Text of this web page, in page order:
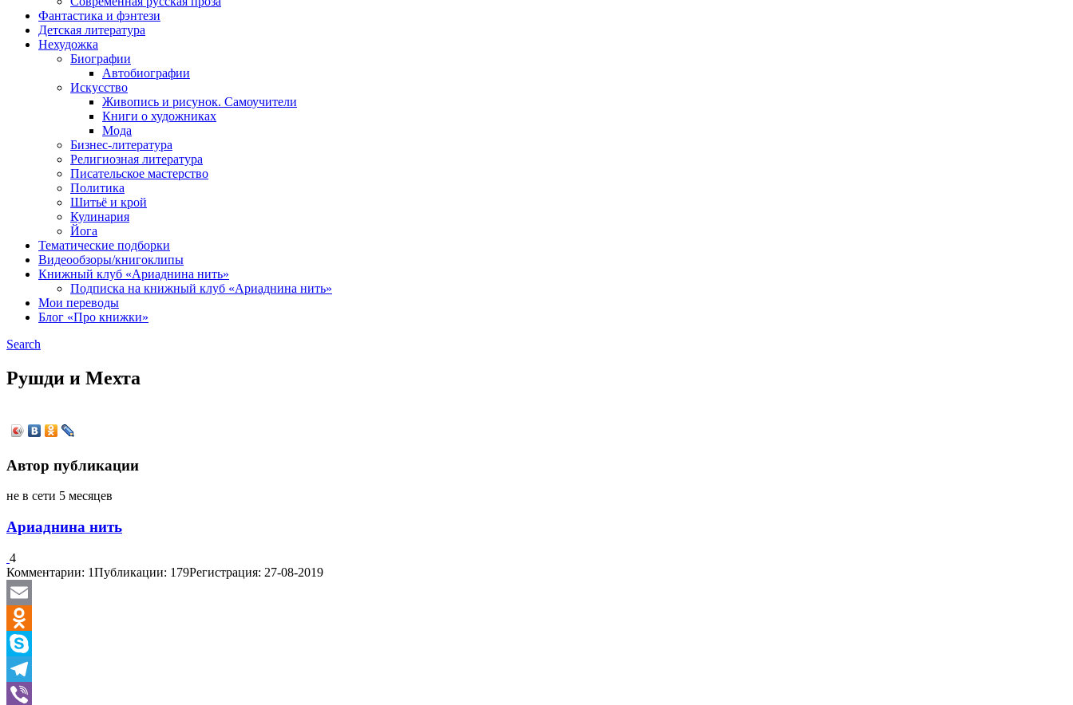
Фантастика и фэнтези
Детская литература
Нехудожка
Биографии
Автобиографии
Искусство
Живопись и рисунок. Самоучители
Книги о художниках
Мода
Бизнес-литература
Религиозная литература
Писательское мастерство
Политика
Шитьё и крой
Кулинария
Йога
Тематические подборки
Видеообзоры/книгоклипы
Книжный клуб «Ариаднина нить»
Подписка на книжный клуб «Ариаднина нить»
Мои переводы
Блог «Про книжки»
Search
Рушди и Мехта
Автор публикации
не в сети 5 месяцев
Ариаднина нить
4
Комментарии: 1Публикации: 179Регистрация: 27-08-2019
Email
Odnoklassniki
Skype
Telegram